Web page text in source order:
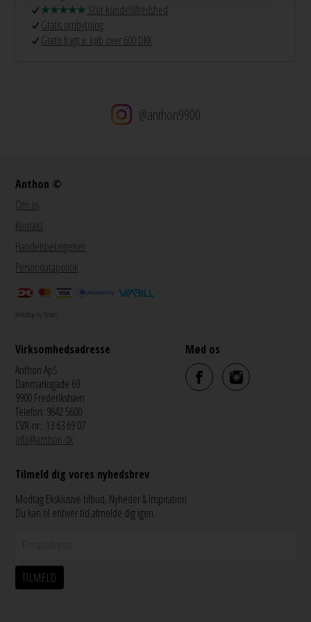
Stor kundetilfredshed
Gratis ombytning
Gratis fragt v. køb over 600 DKK
@anthon9900
Anthon ©
Om os
Kontakt
Handelsbetingelser
Persondatapolitik
Webshop by Bewise
Virksomhedsadresse
Anthon ApS
Danmarksgade 69
9900 Frederikshavn
Telefon: 9842 5600
CVR-nr.: 13 63 69 07
info@anthon.dk
Mød os
Tilmeld dig vores nyhedsbrev
Modtag Eksklusive tilbud, Nyheder & Inspiration
Du kan til enhver tid afmelde dig igen.